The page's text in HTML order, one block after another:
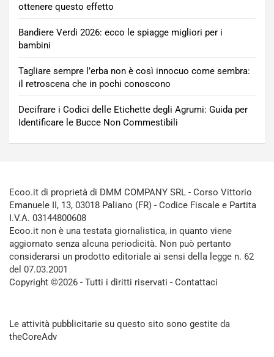
ottenere questo effetto
Bandiere Verdi 2026: ecco le spiagge migliori per i
bambini
Tagliare sempre l’erba non è così innocuo come sembra:
il retroscena che in pochi conoscono
Decifrare i Codici delle Etichette degli Agrumi: Guida per
Identificare le Bucce Non Commestibili
Ecoo.it di proprietà di DMM COMPANY SRL - Corso Vittorio
Emanuele II, 13, 03018 Paliano (FR) - Codice Fiscale e Partita
I.V.A. 03144800608
Ecoo.it non è una testata giornalistica, in quanto viene
aggiornato senza alcuna periodicità. Non può pertanto
considerarsi un prodotto editoriale ai sensi della legge n. 62
del 07.03.2001
Copyright ©2026 - Tutti i diritti riservati - Contattaci
Le attività pubblicitarie su questo sito sono gestite da
theCoreAdv